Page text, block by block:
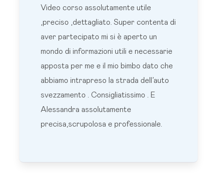
Video corso assolutamente utile
,preciso ,dettagliato. Super contenta di
aver partecipato mi si è aperto un
mondo di informazioni utili e necessarie
apposta per me e il mio bimbo dato che
abbiamo intrapreso la strada dell’auto
svezzamento . Consigliatissimo . E
Alessandra assolutamente
precisa,scrupolosa e professionale.